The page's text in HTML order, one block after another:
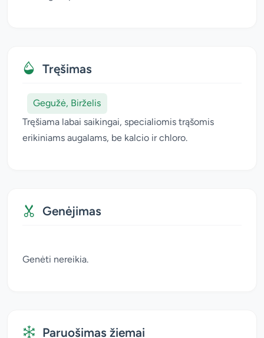
Tręšimas
Gegužė, Birželis
Tręšiama labai saikingai, specialiomis trąšomis
erikiniams augalams, be kalcio ir chloro.
Genėjimas
Genėti nereikia.
Paruošimas žiemai